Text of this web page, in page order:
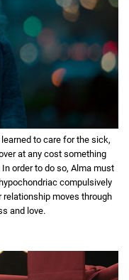
to care for the sick,
at any cost something
order to do so, Alma must
compulsively
moves through
and love.